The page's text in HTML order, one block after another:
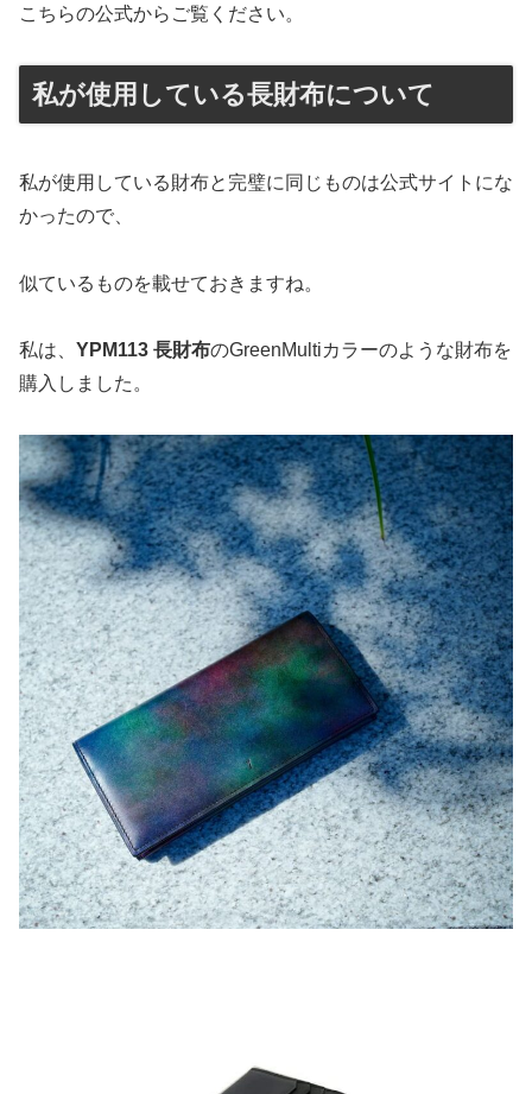
こちらの公式からご覧ください。
私が使用している長財布について
私が使用している財布と完璧に同じものは公式サイトにな
かったので、
似ているものを載せておきますね。
私は、 YPM113 長財布のGreenMultiカラーのような財布を
購入しました。